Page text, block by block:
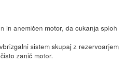
in anemičen motor, da cukanja sploh
sistem skupaj z rezervoarjem
zanič motor.